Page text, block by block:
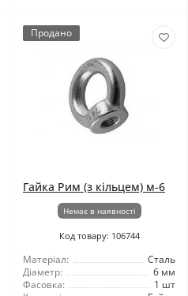
Продано
Гайка Рим (з кільцем) м-6
Немає в наявності
Код товару: 106744
Матеріал:
Сталь
Діаметр:
6 мм
Фасовка:
1 шт